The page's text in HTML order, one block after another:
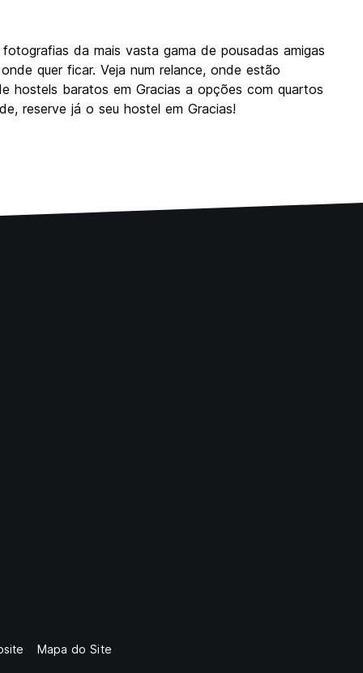
da mais vasta gama de pousadas amigas
quer ficar. Veja num relance, onde estão
hostels baratos em Gracias a opções com quartos
reserve já o seu hostel em Gracias!
Mapa do Site